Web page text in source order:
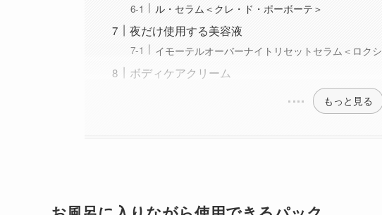
ル・セラム＜クレ・ド・ポーボーテ＞
夜だけ使用する美容液
イモーテルオーバーナイトリセットセラム＜ロク
ボディケアクリーム
もっと見る